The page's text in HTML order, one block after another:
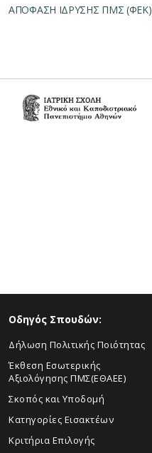
ΑΠΟΦΑΣΗ ΙΔΡΥΣΗΣ ΠΜΣ (ΦΕΚ)
Οδηγός Σπουδών:
Δήλωση Πολιτικής Ποιότητας
Έκθεση Εσωτερικής
Αξιολόγησης ΠΜΣ(ΕΘΑΕΕ)
Σκοπός και Υποδομή
Κατηγορίες Εισακτέων
Κριτήρια Επιλογής